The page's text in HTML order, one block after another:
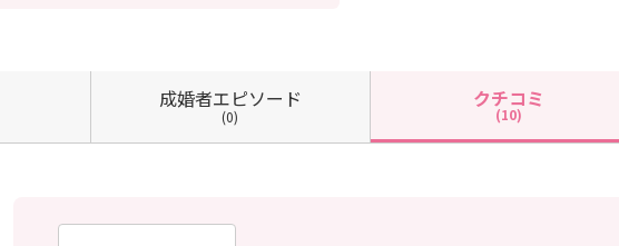
成婚者エピソード
(0)
クチコミ
(10)